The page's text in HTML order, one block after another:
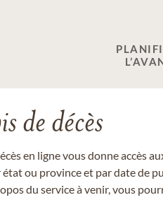
de décès
en ligne vous donne accès
ou province et par date de
du service à venir, vous